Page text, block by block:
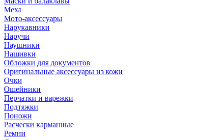
Меха
Мото-аксессуары
Нарукавники
Наручи
Наушники
Нашивки
Обложки для документов
Оригинальные аксессуары из кожи
Очки
Ошейники
Перчатки и варежки
Подтяжки
Поножи
Расчески карманные
Ремни